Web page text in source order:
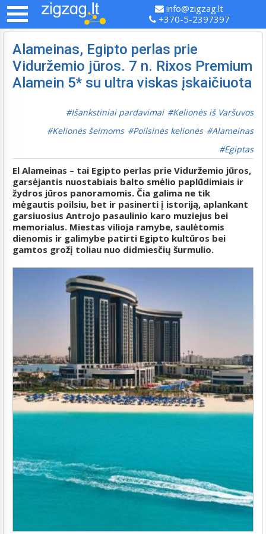
info@zigzag.lt
+370-5-2397397
Alameinas, Egipto perlas prie
Viduržemio jūros. 7 n. Rixos Premium
Alamein 5* su ultra viskas įskaičiuota
Išankstiniai pardavimai
Kelionės iš Varšuvos
Kelionės šeimoms
Poilsinės kelionės
Alameinas
Egiptas
El Alameinas – tai Egipto perlas prie Viduržemio jūros,
garsėjantis nuostabiais balto smėlio paplūdimiais ir
žydros jūros panoramomis. Čia galima ne tik
mėgautis poilsiu, bet ir pasinerti į istoriją, aplankant
garsiuosius Antrojo pasaulinio karo muziejus bei
memorialus. Miestas vilioja ramybe, saulėtomis
dienomis ir galimybe patirti Egipto kultūros bei
gamtos grožį toliau nuo didmiesčių šurmulio.